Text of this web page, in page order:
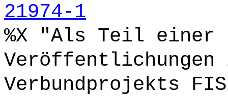
21974-1
%X "Als Teil einer
Veröffentlichungen
Verbundprojekts